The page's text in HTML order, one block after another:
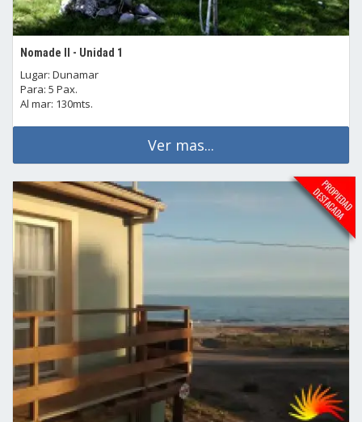
Nomade II - Unidad 1
Lugar: Dunamar
Para: 5 Pax.
Al mar: 130mts.
Ver mas...